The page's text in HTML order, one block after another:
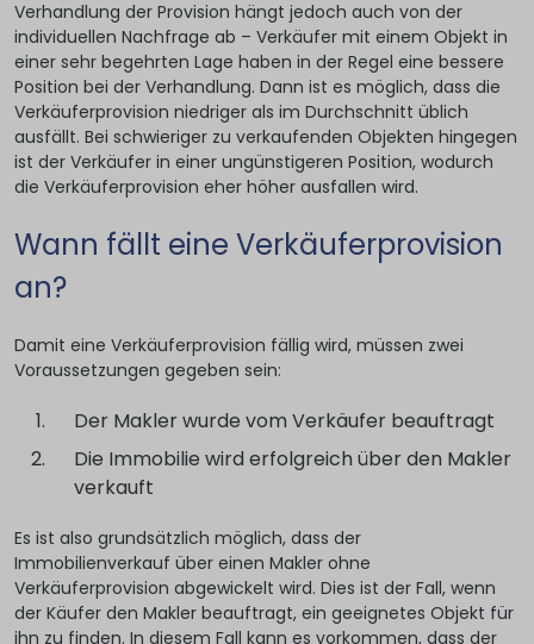
Verhandlung der Provision hängt jedoch auch von der
individuellen Nachfrage ab – Verkäufer mit einem Objekt in
einer sehr begehrten Lage haben in der Regel eine bessere
Position bei der Verhandlung. Dann ist es möglich, dass die
Verkäuferprovision niedriger als im Durchschnitt üblich
ausfällt. Bei schwieriger zu verkaufenden Objekten hingegen
ist der Verkäufer in einer ungünstigeren Position, wodurch
die Verkäuferprovision eher höher ausfallen wird.
Wann fällt eine Verkäuferprovision
an?
Damit eine Verkäuferprovision fällig wird, müssen zwei
Voraussetzungen gegeben sein:
Der Makler wurde vom Verkäufer beauftragt
Die Immobilie wird erfolgreich über den Makler
verkauft
Es ist also grundsätzlich möglich, dass der
Immobilienverkauf über einen Makler ohne
Verkäuferprovision abgewickelt wird. Dies ist der Fall, wenn
der Käufer den Makler beauftragt, ein geeignetes Objekt für
ihn zu finden. In diesem Fall kann es vorkommen, dass der